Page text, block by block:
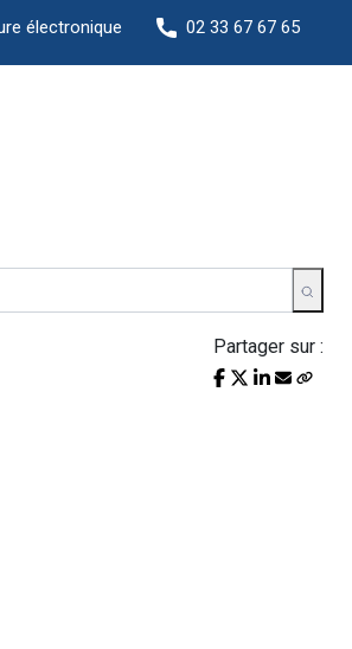
électronique 02 33 67 67 65
Partager sur :